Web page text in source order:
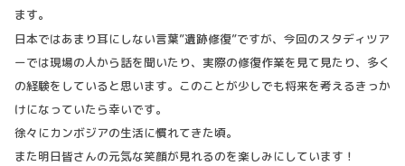
ます。
日本ではあまり耳にしない言葉”遺跡修復”ですが、今回のスタディツア
ーでは現場の人から話を聞いたり、実際の修復作業を見て見たり、多く
の経験をしていると思います。このことが少しでも将来を考えるきっか
けになっていたら幸いです。
徐々にカンボジアの生活に慣れてきた頃。
また明日皆さんの元気な笑顔が見れるのを楽しみにしています！